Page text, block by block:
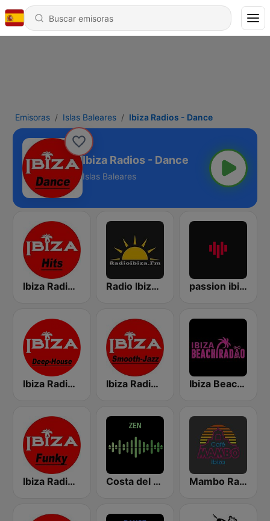
Emisoras Islas Baleares Ibiza Radios - Dance
Ibiza Radios - Dance
Islas Baleares
Ibiza Radios - Hits Radio Ibiza FM passion ibiza radio
Ibiza Radios - Deep House Ibiza Radios - Smooth Jazz Ibiza Beach Radio
Ibiza Radios - Funky Costa del Mar Zen Mambo Radio